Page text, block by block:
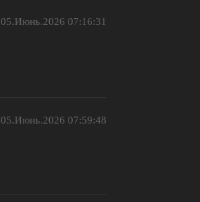
05.Июнь.2026 07:16:31
05.Июнь.2026 07:59:48